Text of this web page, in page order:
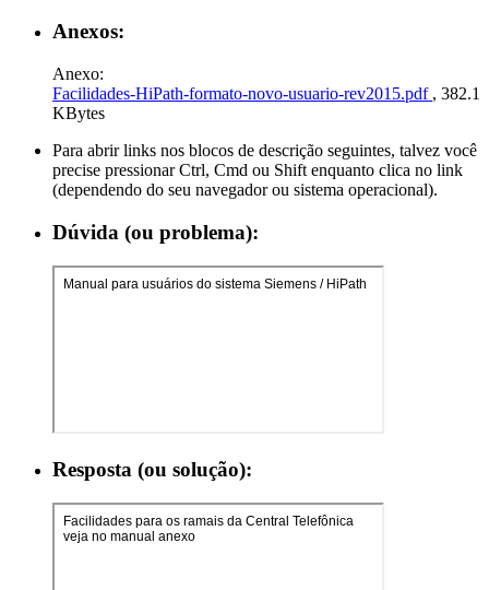
Anexos:
Anexo:
Facilidades-HiPath-formato-novo-usuario-rev2015.pdf , 382.1
KBytes
Para abrir links nos blocos de descrição seguintes, talvez você
precise pressionar Ctrl, Cmd ou Shift enquanto clica no link
(dependendo do seu navegador ou sistema operacional).
Dúvida (ou problema):
Resposta (ou solução):